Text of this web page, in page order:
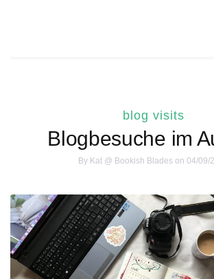
blog visits
Blogbesuche im
By Kat @ Bookish Blades on 04/09/